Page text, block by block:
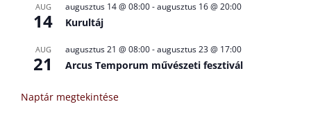
AUG
14
augusztus 14 @ 08:00-augusztus 16 @ 20:00
Kurultáj
AUG
21
augusztus 21 @ 08:00-augusztus 23 @ 17:00
Arcus Temporum művészeti fesztivál
Naptár megtekintése